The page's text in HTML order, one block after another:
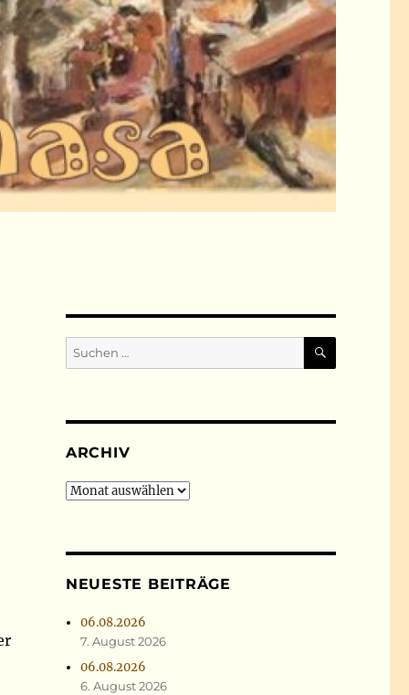
Suchen
nach:
SUCHEN
ARCHIV
Archiv
NEUESTE BEITRÄGE
06.08.2026
7. August 2026
06.08.2026
6. August 2026